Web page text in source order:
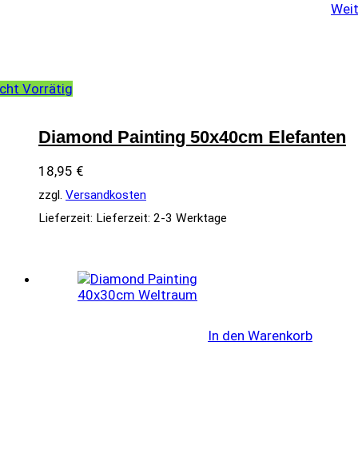
Vorrätig
Diamond Painting 50x40cm Elefanten
18,95 €
zzgl. Versandkosten
Lieferzeit: Lieferzeit: 2-3 Werktage
In den Warenkorb